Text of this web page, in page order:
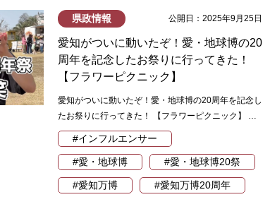
県政情報 公開日：2025年9月25日
愛知がついに動いたぞ！愛・地球博の20
周年を記念したお祭りに行ってきた！
【フラワーピクニック】
愛知がついに動いたぞ！愛・地球博の20周年を記念し
たお祭りに行ってきた！ 【フラワーピクニック】 …
#インフルエンサー
#愛・地球博 #愛・地球博20祭
#愛知万博 #愛知万博20周年